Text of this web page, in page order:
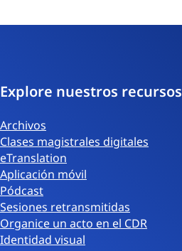
Explore nuestros recursos
Archivos
Clases magistrales digitales
eTranslation
Aplicación móvil
Pódcast
Sesiones retransmitidas
Organice un acto en el CDR
Identidad visual